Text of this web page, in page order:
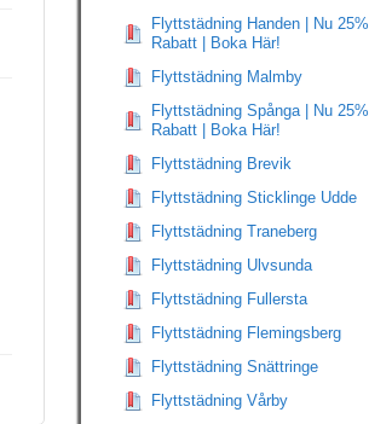
Flyttstädning Handen | Nu 25%
Rabatt | Boka Här!
Flyttstädning Malmby
Flyttstädning Spånga | Nu 25%
Rabatt | Boka Här!
Flyttstädning Brevik
Flyttstädning Sticklinge Udde
Flyttstädning Traneberg
Flyttstädning Ulvsunda
Flyttstädning Fullersta
Flyttstädning Flemingsberg
Flyttstädning Snättringe
Flyttstädning Vårby